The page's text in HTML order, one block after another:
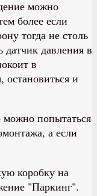
можно
более если
тогда не столь
давления в
в
остановиться и
попытаться
а если
коробку на
"Паркинг".